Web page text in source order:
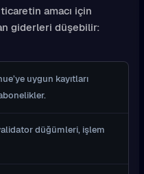
amacı için
giderleri düşebilir:
uygun kayıtları
düğümleri, işlem